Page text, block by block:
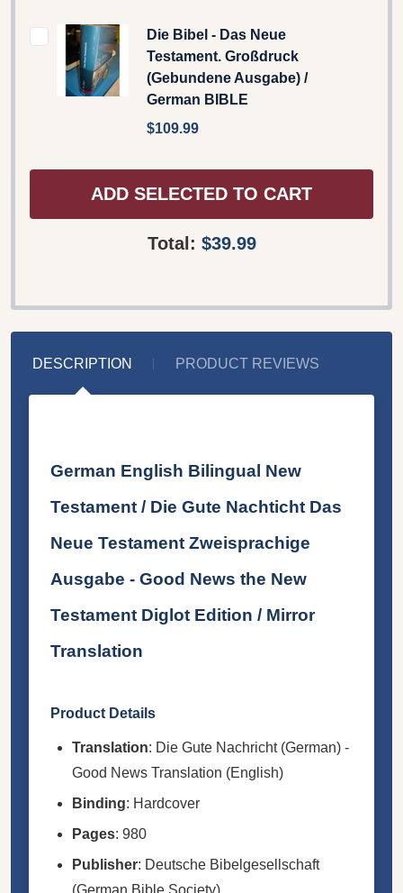
Die Bibel - Das Neue
Testament. Großdruck
(Gebundene Ausgabe) /
German BIBLE
$109.99
ADD SELECTED TO CART
Total: $39.99
DESCRIPTION PRODUCT REVIEWS
German English Bilingual New
Testament / Die Gute Nachticht Das
Neue Testament Zweisprachige
Ausgabe - Good News the New
Testament Diglot Edition / Mirror
Translation
Product Details
Translation: Die Gute Nachricht (German) -
Good News Translation (English)
Binding: Hardcover
Pages: 980
Publisher: Deutsche Bibelgesellschaft
(German Bible Society)